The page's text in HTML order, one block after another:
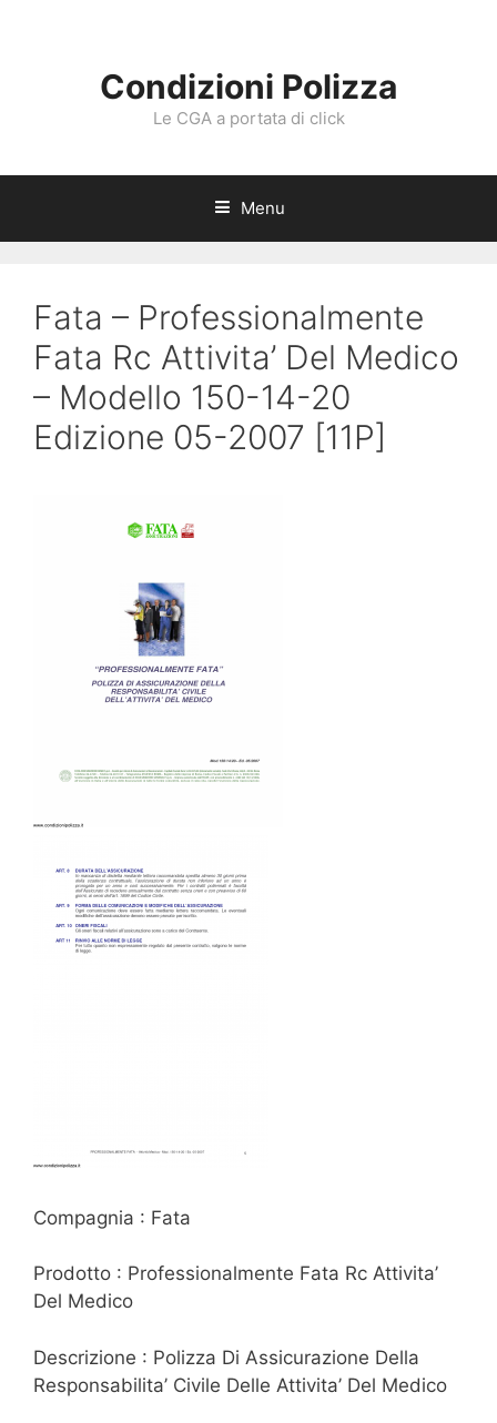
Condizioni Polizza
Le CGA a portata di click
Menu
Fata – Professionalmente
Fata Rc Attivita’ Del Medico
– Modello 150-14-20
Edizione 05-2007 [11P]
Compagnia : Fata
Prodotto : Professionalmente Fata Rc Attivita’
Del Medico
Descrizione : Polizza Di Assicurazione Della
Responsabilita’ Civile Delle Attivita’ Del Medico